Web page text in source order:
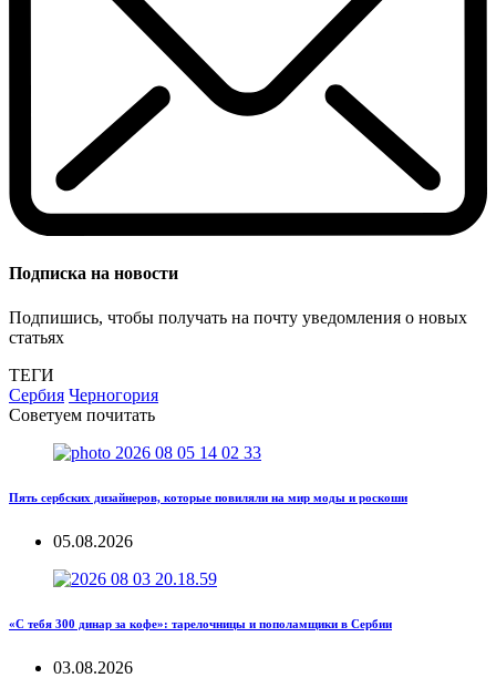
Подписка на новости
Подпишись, чтобы получать на почту уведомления о новых
статьях
ТЕГИ
Сербия Черногория
Советуем почитать
Пять сербских дизайнеров, которые повиляли на мир моды и роскоши
05.08.2026
«С тебя 300 динар за кофе»: тарелочницы и пополамщики в Сербии
03.08.2026